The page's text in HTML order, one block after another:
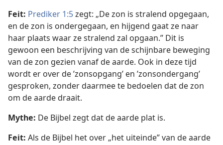
Feit: Prediker 1:5zegt: „De zon is stralend opgegaan,
en de zon is ondergegaan, en hijgend gaat ze naar
haar plaats waar ze stralend zal opgaan.” Dit is
gewoon een beschrijving van de schijnbare beweging
van de zon gezien vanaf de aarde. Ook in deze tijd
wordt er over de ’zonsopgang’ en ’zonsondergang’
gesproken, zonder daarmee te bedoelen dat de zon
om de aarde draait.
Mythe: De Bijbel zegt dat de aarde plat is.
Feit: Als de Bijbel het over „het uiteinde” van de aarde